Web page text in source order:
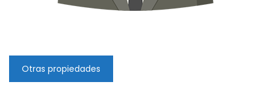
Otras propiedades